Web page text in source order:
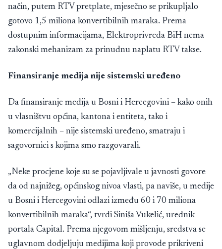
način, putem RTV pretplate, mjesečno se prikupljalo
gotovo 1,5 miliona konvertibilnih maraka. Prema
dostupnim informacijama, Elektroprivreda BiH nema
zakonski mehanizam za prinudnu naplatu RTV takse.
Finansiranje medija nije sistemski uređeno
Da finansiranje medija u Bosni i Hercegovini – kako onih
u vlasništvu općina, kantona i entiteta, tako i
komercijalnih – nije sistemski uređeno, smatraju i
sagovornici s kojima smo razgovarali.
„Neke procjene koje su se pojavljivale u javnosti govore
da od najnižeg, općinskog nivoa vlasti, pa naviše, u medije
u Bosni i Hercegovini odlazi između 60 i 70 miliona
konvertibilnih maraka“, tvrdi Siniša Vukelić, urednik
portala Capital. Prema njegovom mišljenju, sredstva se
uglavnom dodjeljuju medijima koji provode prikriveni